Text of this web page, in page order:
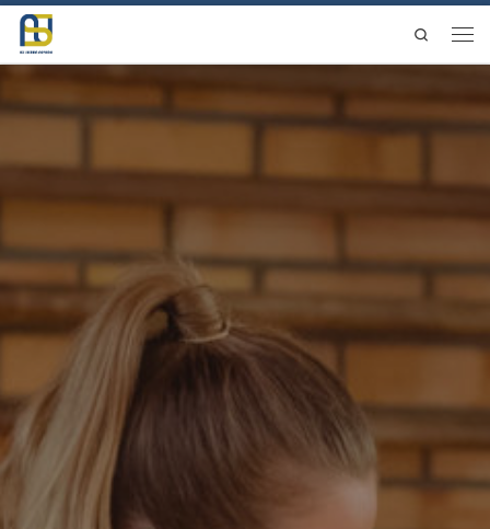
Saltar al contenido
Search